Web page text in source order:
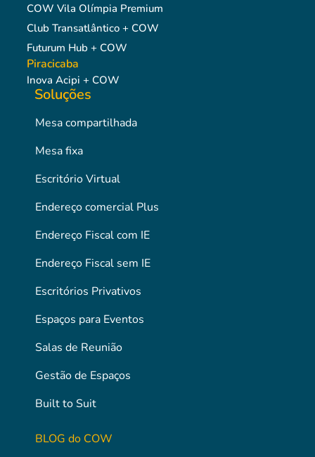
COW Vila Olímpia Premium
Club Transatlântico + COW
Futurum Hub + COW
Piracicaba
Inova Acipi + COW
Soluções
Mesa compartilhada
Mesa fixa
Escritório Virtual
Endereço comercial Plus
Endereço Fiscal com IE
Endereço Fiscal sem IE
Escritórios Privativos
Espaços para Eventos
Salas de Reunião
Gestão de Espaços
Built to Suit
BLOG do COW